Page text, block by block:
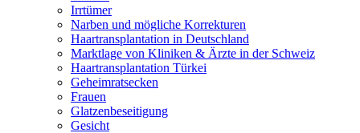
Irrtümer
Narben und mögliche Korrekturen
Haartransplantation in Deutschland
Marktlage von Kliniken & Ärzte in der Schweiz
Haartransplantation Türkei
Geheimratsecken
Frauen
Glatzenbeseitigung
Gesicht